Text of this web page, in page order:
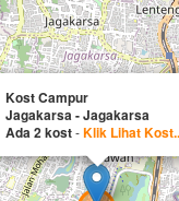
Kost Campur
Jagakarsa - Jagakarsa
Ada 2 kost-Klik Lihat